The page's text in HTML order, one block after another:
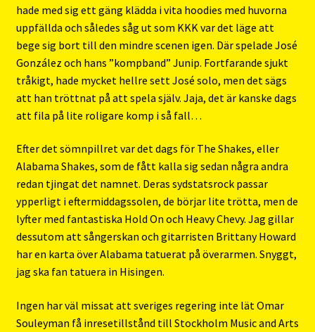
hade med sig ett gäng klädda i vita hoodies med huvorna
uppfällda och således såg ut som KKK var det läge att
bege sig bort till den mindre scenen igen. Där spelade José
González och hans ”kompband” Junip. Fortfarande sjukt
tråkigt, hade mycket hellre sett José solo, men det sägs
att han tröttnat på att spela själv. Jaja, det är kanske dags
att fila på lite roligare komp i så fall…
Efter det sömnpillret var det dags för The Shakes, eller
Alabama Shakes, som de fått kalla sig sedan några andra
redan tjingat det namnet. Deras sydstatsrock passar
ypperligt i eftermiddagssolen, de börjar lite trötta, men de
lyfter med fantastiska Hold On och Heavy Chevy. Jag gillar
dessutom att sångerskan och gitarristen Brittany Howard
har en karta över Alabama tatuerat på överarmen. Snyggt,
jag ska fan tatuera in Hisingen.
Ingen har väl missat att sveriges regering inte lät Omar
Souleyman få inresetillstånd till Stockholm Music and Arts